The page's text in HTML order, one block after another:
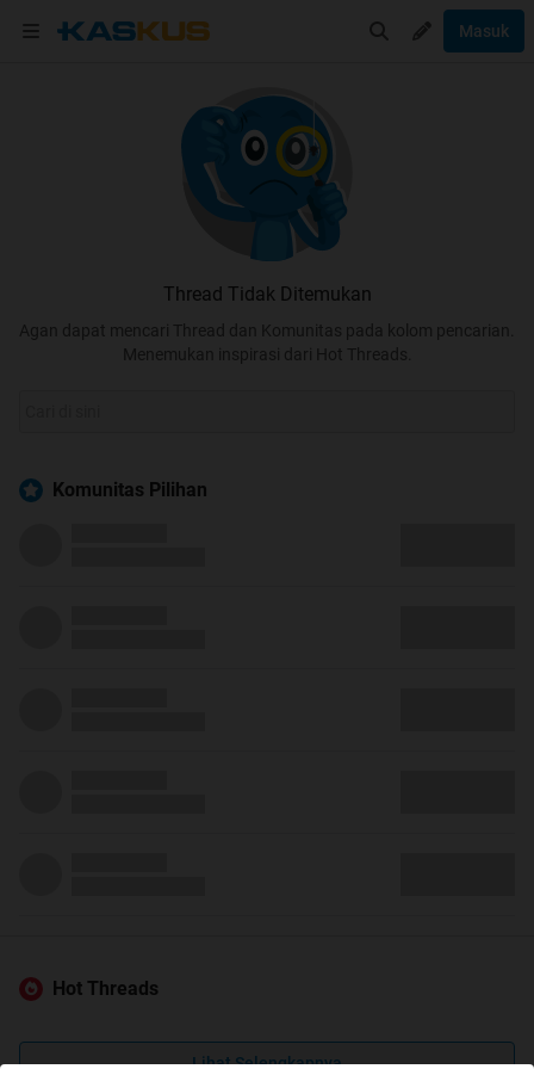
Masuk
Thread Tidak Ditemukan
Agan dapat mencari Thread dan Komunitas pada kolom pencarian.
Menemukan inspirasi dari Hot Threads.
Komunitas Pilihan
Hot Threads
Lihat Selengkapnya